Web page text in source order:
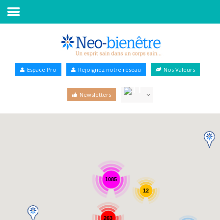
Annuaire Bien-être
Espace Pro Rejoignez notre réseau Nos Valeurs
Newsletters
1085
263
12